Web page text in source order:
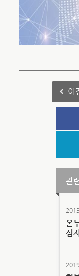
이
관
온
심